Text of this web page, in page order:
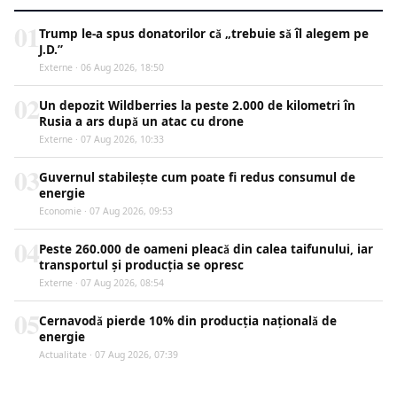
Trump le-a spus donatorilor că „trebuie să îl alegem pe
J.D.”
Externe · 06 Aug 2026, 18:50
Un depozit Wildberries la peste 2.000 de kilometri în
Rusia a ars după un atac cu drone
Externe · 07 Aug 2026, 10:33
Guvernul stabilește cum poate fi redus consumul de
energie
Economie · 07 Aug 2026, 09:53
Peste 260.000 de oameni pleacă din calea taifunului, iar
transportul și producția se opresc
Externe · 07 Aug 2026, 08:54
Cernavodă pierde 10% din producția națională de
energie
Actualitate · 07 Aug 2026, 07:39